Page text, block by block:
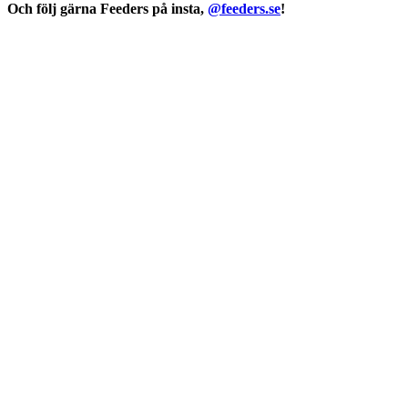
Och följ gärna Feeders på insta, @feeders.se!